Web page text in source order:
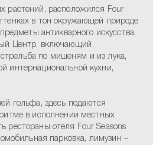
растений, расположился Four
в тон окружающей природе
антикварного искусства,
Центр, включающий
по мишеням и из лука,
интернациональной кухни,
гольфа, здесь подаются
в исполнении местных
рестораны отеля Four Seasons
парковка, лимузин –